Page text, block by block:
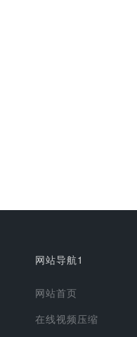
网站导航1
网站首页
在线视频压缩